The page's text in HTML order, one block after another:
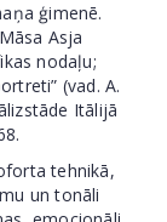
ģimenē.
Asja
nodaļu;
(vad. A.
Itālijā
tehnikā,
un tonāli